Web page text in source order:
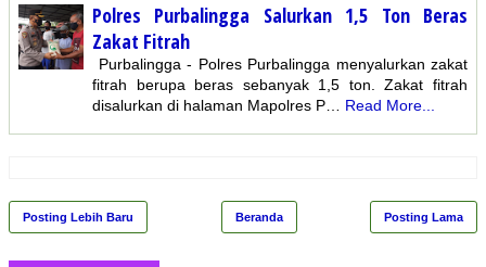
Polres Purbalingga Salurkan 1,5 Ton Beras
Zakat Fitrah
Purbalingga - Polres Purbalingga menyalurkan zakat
fitrah berupa beras sebanyak 1,5 ton. Zakat fitrah
disalurkan di halaman Mapolres P…
Read More...
Posting Lebih Baru Posting Lama
Beranda